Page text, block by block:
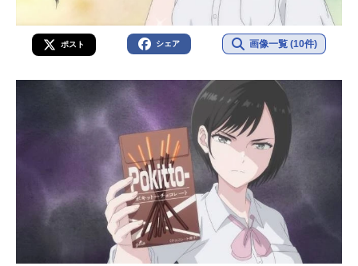
ポスト シェア 画像一覧 (10件)